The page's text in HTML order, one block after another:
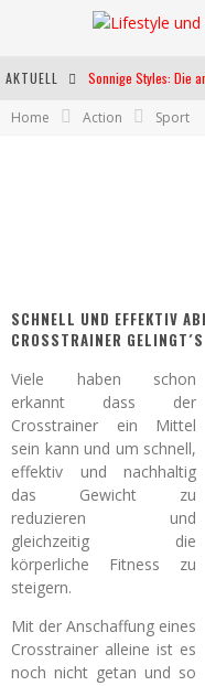
AKTUELL
Home Action Sport
SCHNELL UND EFFEKTIV
CROSSTRAINER GELINGT´S
Viele haben schon
erkannt dass der
Crosstrainer ein Mittel
sein kann und um schnell,
effektiv und nachhaltig
das Gewicht zu
reduzieren und
gleichzeitig die
körperliche Fitness zu
steigern.
Mit der Anschaffung eines
Crosstrainer alleine ist es
noch nicht getan und so